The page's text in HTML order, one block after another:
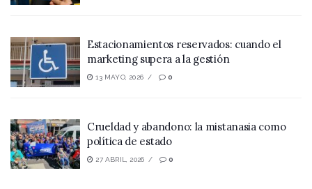
Estacionamientos reservados: cuando el
marketing supera a la gestión
13 MAYO, 2026 0
Crueldad y abandono: la mistanasia como
política de estado
27 ABRIL, 2026 0